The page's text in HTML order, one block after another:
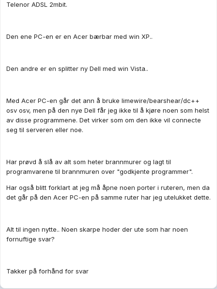
Telenor ADSL 2mbit.
Den ene PC-en er en Acer bærbar med win XP..
Den andre er en splitter ny Dell med win Vista..
Med Acer PC-en går det ann å bruke limewire/bearshear/dc++
osv osv, men på den nye Dell får jeg ikke til å kjøre noen som helst
av disse programmene. Det virker som om den ikke vil connecte
seg til serveren eller noe.
Har prøvd å slå av alt som heter brannmurer og lagt til
programvarene til brannmuren over "godkjente programmer".
Har også blitt forklart at jeg må åpne noen porter i ruteren, men da
det går på den Acer PC-en på samme ruter har jeg utelukket dette.
Alt til ingen nytte.. Noen skarpe hoder der ute som har noen
fornuftige svar?
Takker på forhånd for svar